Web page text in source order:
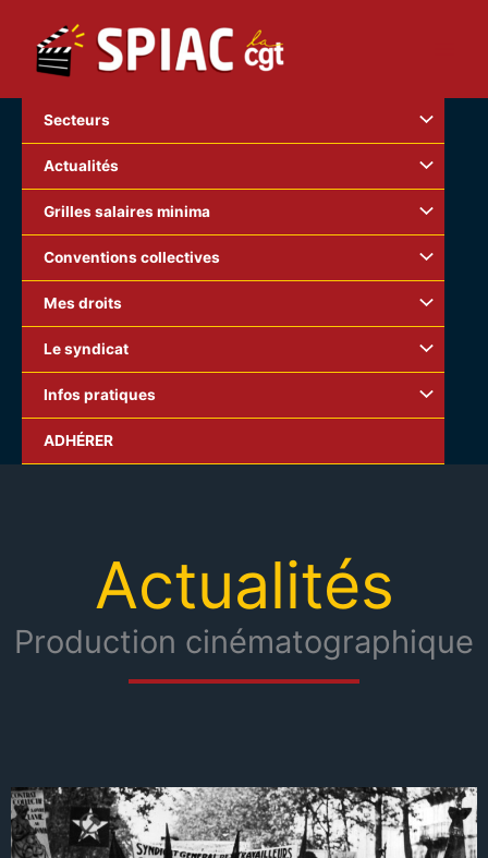
contenu
Secteurs
Actualités
Grilles salaires minima
Conventions collectives
Mes droits
Le syndicat
Infos pratiques
ADHÉRER
Actualités
Production cinématographique